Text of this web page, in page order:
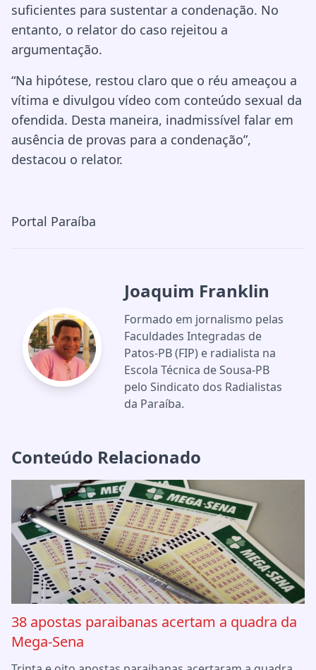
suficientes para sustentar a condenação. No
entanto, o relator do caso rejeitou a
argumentação.
“Na hipótese, restou claro que o réu ameaçou a
vítima e divulgou vídeo com conteúdo sexual da
ofendida. Desta maneira, inadmissível falar em
ausência de provas para a condenação”,
destacou o relator.
Portal Paraíba
Joaquim Franklin
Formado em jornalismo pelas
Faculdades Integradas de
Patos-PB (FIP) e radialista na
Escola Técnica de Sousa-PB
pelo Sindicato dos Radialistas
da Paraíba.
Conteúdo Relacionado
38 apostas paraibanas acertam a quadra da
Mega-Sena